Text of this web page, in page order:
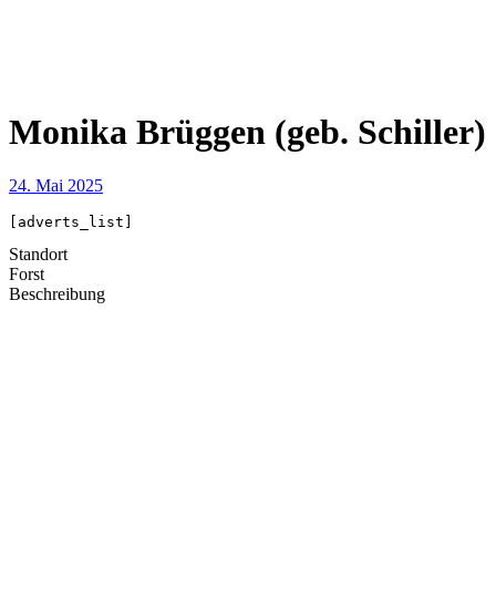
Monika Brüggen (geb. Schiller)
24. Mai 2025
[adverts_list]
Standort
Forst
Beschreibung